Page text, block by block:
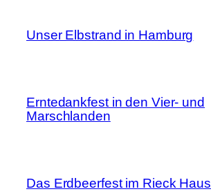
Unser Elbstrand in Hamburg
Erntedankfest in den Vier- und
Marschlanden
Das Erdbeerfest im Rieck Haus